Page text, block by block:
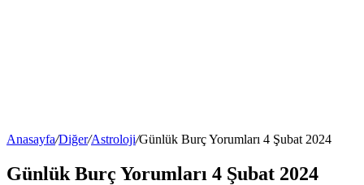
Anasayfa/Diğer/Astroloji/Günlük Burç Yorumları 4 Şubat 2024
Günlük Burç Yorumları 4 Şubat 2024